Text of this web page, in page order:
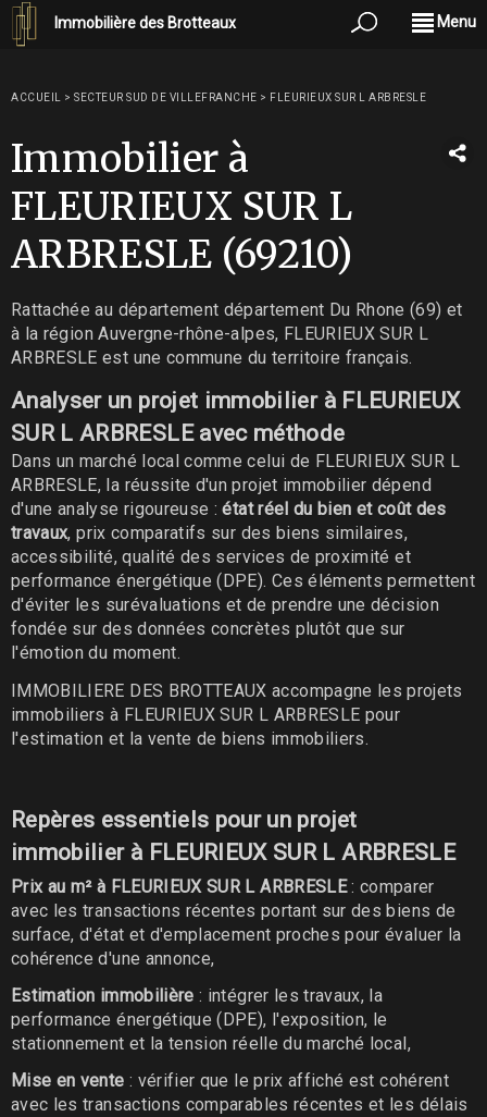
Immobilière des Brotteaux Menu
ACCUEIL > SECTEUR SUD DE VILLEFRANCHE > FLEURIEUX SUR L ARBRESLE
Immobilier à
FLEURIEUX SUR L
ARBRESLE (69210)
Rattachée au département département Du Rhone (69) et
à la région Auvergne-rhône-alpes, FLEURIEUX SUR L
ARBRESLE est une commune du territoire français.
Analyser un projet immobilier à FLEURIEUX
SUR L ARBRESLE avec méthode
Dans un marché local comme celui de FLEURIEUX SUR L
ARBRESLE, la réussite d'un projet immobilier dépend
d'une analyse rigoureuse :état réel du bien et coût des
travaux, prix comparatifs sur des biens similaires,
accessibilité, qualité des services de proximité et
performance énergétique (DPE). Ces éléments permettent
d'éviter les surévaluations et de prendre une décision
fondée sur des données concrètes plutôt que sur
l'émotion du moment.
IMMOBILIERE DES BROTTEAUX accompagne les projets
immobiliers à FLEURIEUX SUR L ARBRESLE pour
l'estimation et la vente de biens immobiliers.
Repères essentiels pour un projet
immobilier à FLEURIEUX SUR L ARBRESLE
Prix au m² à FLEURIEUX SUR L ARBRESLE: comparer
avec les transactions récentes portant sur des biens de
surface, d'état et d'emplacement proches pour évaluer la
cohérence d'une annonce,
Estimation immobilière : intégrer les travaux, la
performance énergétique (DPE), l'exposition, le
stationnement et la tension réelle du marché local,
Mise en vente : vérifier que le prix affiché est cohérent
avec les transactions comparables récentes et les délais